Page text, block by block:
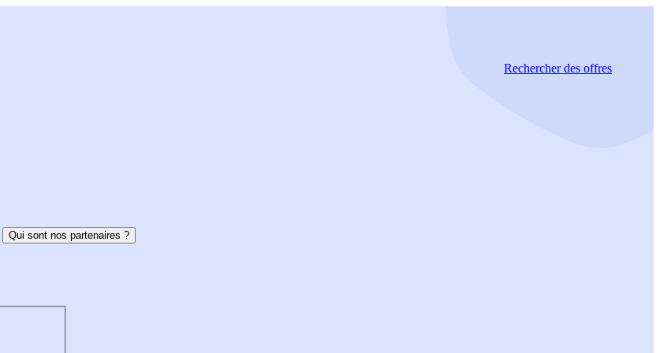
Rechercherdes offres
Qui sont nos partenaires ?